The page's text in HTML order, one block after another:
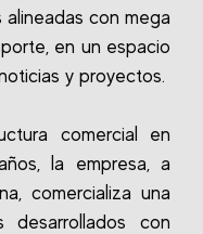
con mega
en un espacio
y proyectos.
comercial en
la empresa, a
comercializa una
desarrollados con